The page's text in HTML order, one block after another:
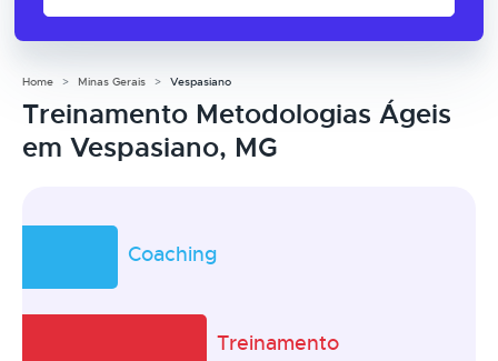
Home Minas Gerais Vespasiano
Treinamento Metodologias Ágeis
em Vespasiano, MG